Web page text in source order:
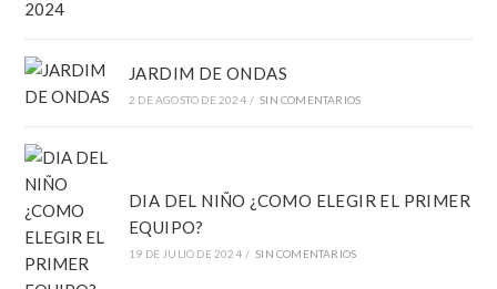
JARDIM DE ONDAS
2 DE AGOSTO DE 2024 / SIN COMENTARIOS
DIA DEL NIÑO ¿COMO ELEGIR EL PRIMER
EQUIPO?
19 DE JULIO DE 2024 / SIN COMENTARIOS